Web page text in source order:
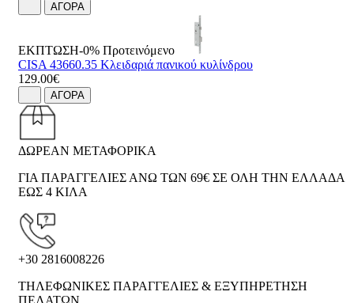
ΑΓΟΡΑ
ΕΚΠΤΩΣΗ-0% Προτεινόμενο
CISA 43660.35 Κλειδαριά πανικού κυλίνδρου
129.00€
ΑΓΟΡΑ
ΔΩΡΕΑΝ ΜΕΤΑΦΟΡΙΚΑ
ΓΙΑ ΠΑΡΑΓΓΕΛΙΕΣ ΑΝΩ ΤΩΝ 69€ ΣΕ ΟΛΗ ΤΗΝ ΕΛΛΑΔΑ
ΕΩΣ 4 ΚΙΛΑ
+30 2816008226
ΤΗΛΕΦΩΝΙΚΕΣ ΠΑΡΑΓΓΕΛΙΕΣ & ΕΞΥΠΗΡΕΤΗΣΗ